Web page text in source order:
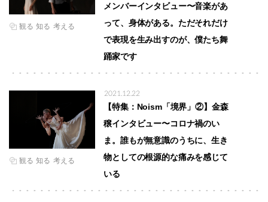
観る 知る 考える
メンバーインタビュー〜音楽があ
って、身体がある。ただそれだけ
で表現を生み出すのが、僕たち舞
踊家です
観る 知る 考える
2021.12.22
【特集：Noism「境界」②】金森
穣インタビュー〜コロナ禍のい
ま。誰もが無意識のうちに、生き
物としての根源的な痛みを感じて
いる